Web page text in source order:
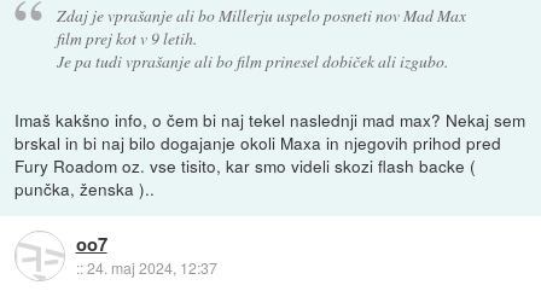
Zdaj je vprašanje ali bo Millerju uspelo posneti nov Mad Max
film prej kot v 9 letih.
Je pa tudi vprašanje ali bo film prinesel dobiček ali izgubo.
Imaš kakšno info, o čem bi naj tekel naslednji mad max? Nekaj sem
brskal in bi naj bilo dogajanje okoli Maxa in njegovih prihod pred
Fury Roadom oz. vse tisito, kar smo videli skozi flash backe (
punčka, ženska )..
oo7
::24. maj 2024, 12:37